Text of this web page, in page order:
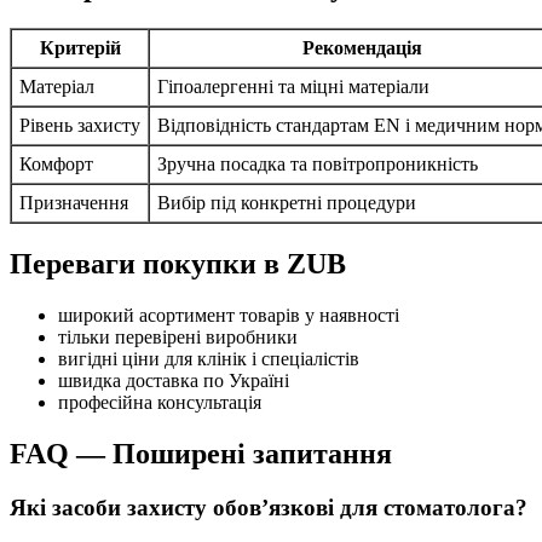
Критерій
Рекомендація
Матеріал
Гіпоалергенні та міцні матеріали
Рівень захисту
Відповідність стандартам EN і медичним
Комфорт
Зручна посадка та повітропроникність
Призначення
Вибір під конкретні процедури
Переваги покупки в ZUB
широкий асортимент товарів у наявності
тільки перевірені виробники
вигідні ціни для клінік і спеціалістів
швидка доставка по Україні
професійна консультація
FAQ — Поширені запитання
Які засоби захисту обов’язкові для стоматолога?